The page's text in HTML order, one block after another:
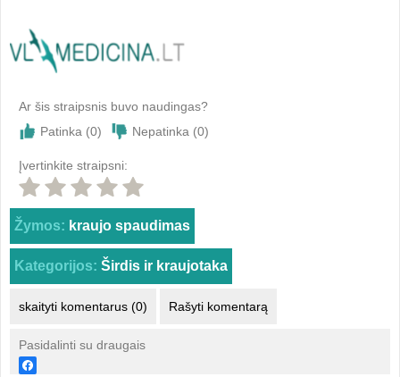
Ar šis straipsnis buvo naudingas?
Patinka (0) Nepatinka (0)
Įvertinkite straipsni:
Žymos: kraujo spaudimas
Kategorijos: Širdis ir kraujotaka
skaityti komentarus (0) Rašyti komentarą
Pasidalinti su draugais